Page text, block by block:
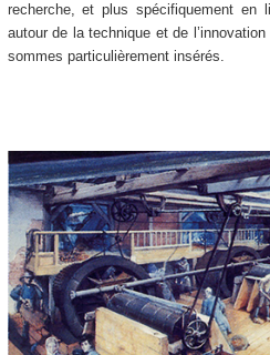
recherche, et plus spécifiquement en
autour de la technique et de
sommes particulièrement insérés.